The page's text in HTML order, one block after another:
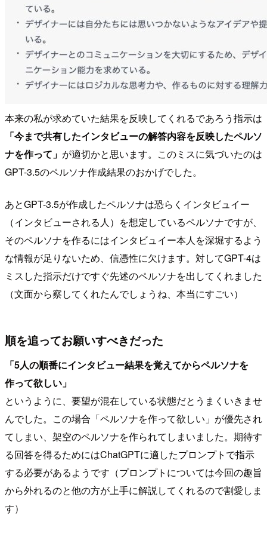
本来の私が求めていた結果を反映してくれるであろう指示は
「今まで共有したインタビューの解答内容を反映したペルソ
ナを作って」 が適切かと思います。このミスに気づいたのは
GPT-3.5のペルソナ作成結果のおかげでした。
あとGPT-3.5が作成したペルソナは恐らくインタビュイー
（インタビューされる人）を想定しているペルソナですが、
そのペルソナを作るにはインタビュイー本人を深堀するよう
な情報が足りないため、信憑性に欠けます。対してGPT-4は
ミスした指示だけですぐ先述のペルソナを出してくれました
（文面から察してくれたんでしょうね、本当にすごい）
順を追ってお願いすべきだった
「5人の順番にインタビュー結果を覚えてからペルソナを
作って欲しい」
というように、要望が混在している状態だとうまくいきませ
んでした。この場合「ペルソナを作って欲しい」が優先され
てしまい、架空のペルソナを作られてしまいました。期待す
る回答を得るためにはChatGPTに適したプロンプトで指示
する必要があるようです（プロンプトについては今回の趣旨
から外れるのと他の方が上手に解説してくれるので割愛しま
す）